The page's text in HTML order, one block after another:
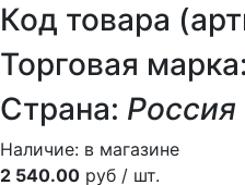
Код товара
Торговая марка:
Страна: Россия
Наличие: в магазине
2 540.00 руб / шт.